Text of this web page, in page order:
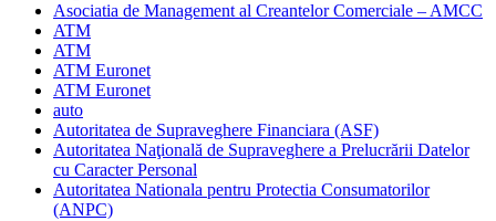
Asociatia de Management al Creantelor Comerciale – AMCC
ATM
ATM
ATM Euronet
ATM Euronet
auto
Autoritatea de Supraveghere Financiara (ASF)
Autoritatea Naţională de Supraveghere a Prelucrării Datelor
cu Caracter Personal
Autoritatea Nationala pentru Protectia Consumatorilor
(ANPC)